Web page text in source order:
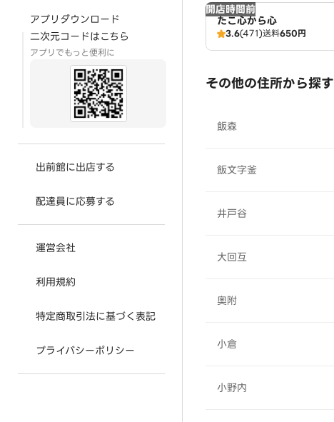
アプリダウンロード
二次元コードはこちら
アプリでもっと便利に
出前館に出店する
配達員に応募する
運営会社
利用規約
特定商取引法に基づく表記
プライバシーポリシー
開店時間前
たこ心から心
3.6(471)送料650円
その他の住所から探す
飯森
飯文字釜
井戸谷
大回互
奥附
小倉
小野内